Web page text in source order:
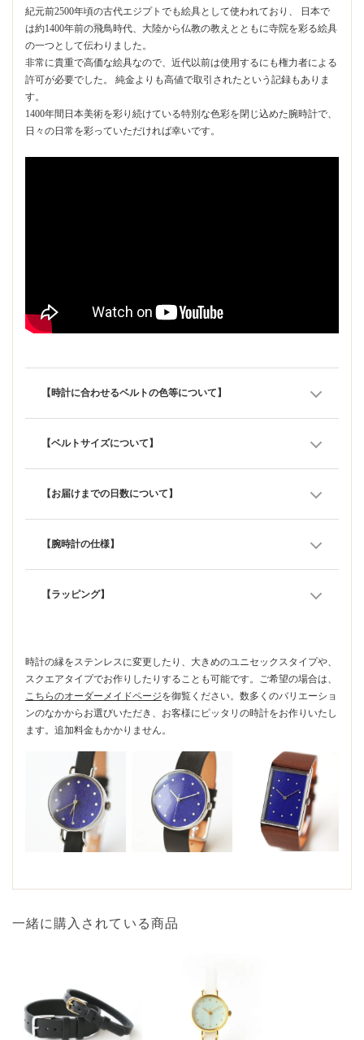
紀元前2500年頃の古代エジプトでも絵具として使われており、 日本で
は約1400年前の飛鳥時代、大陸から仏教の教えとともに寺院を彩る絵具
の一つとして伝わりました。
非常に貴重で高価な絵具なので、近代以前は使用するにも権力者による
許可が必要でした。 純金よりも高値で取引されたという記録もありま
す。
1400年間日本美術を彩り続けている特別な色彩を閉じ込めた腕時計で、
日々の日常を彩っていただければ幸いです。
【時計に合わせるベルトの色等について】
【ベルトサイズについて】
【お届けまでの日数について】
【腕時計の仕様】
【ラッピング】
時計の縁をステンレスに変更したり、大きめのユニセックスタイプや、
スクエアタイプでお作りしたりすることも可能です。ご希望の場合は、
こちらのオーダーメイドページを御覧ください。数多くのバリエーショ
ンのなかからお選びいただき、お客様にピッタリの時計をお作りいたし
ます。追加料金もかかりません。
一緒に購入されている商品